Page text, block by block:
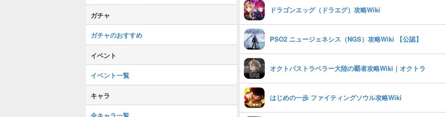
ドラゴンエッグ（ドラエグ）攻略Wiki
PSO2 ニュージェネシス（NGS）攻略Wiki 【公認】
オクトパストラベラー大陸の覇者攻略Wiki｜オクトラ
はじめの一歩 ファイティングソウル攻略Wiki
ガチャ
ガチャのおすすめ
イベント
イベント一覧
キャラ